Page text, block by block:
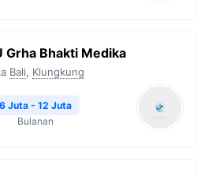
Grha Bhakti Medika
Bali, Klungkung
6 Juta - 12 Juta
Bulanan